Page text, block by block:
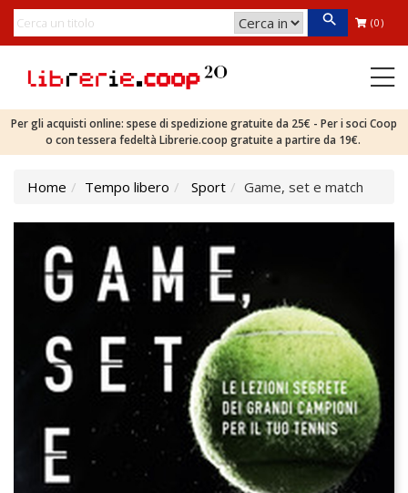
(0)
Per gli acquisti online: spese di spedizione gratuite da 25€ - Per i soci Coop
o con tessera fedeltà Librerie.coop gratuite a partire da 19€.
Home Tempo libero Sport Game, set e match